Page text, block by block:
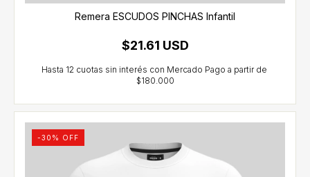
Remera ESCUDOS PINCHAS Infantil
$21.61 USD
-30 % OFF